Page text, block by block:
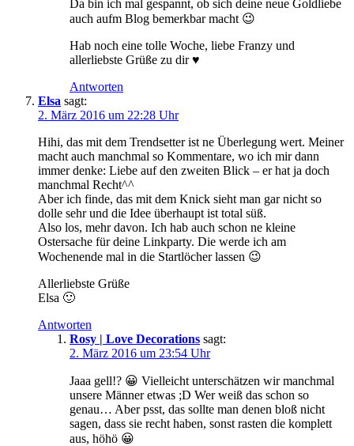
Da bin ich mal gespannt, ob sich deine neue Goldliebe
auch aufm Blog bemerkbar macht 😉
Hab noch eine tolle Woche, liebe Franzy und
allerliebste Grüße zu dir ♥
Antworten
Elsa sagt:
2. März 2016 um 22:28 Uhr
Hihi, das mit dem Trendsetter ist ne Überlegung wert. Meiner
macht auch manchmal so Kommentare, wo ich mir dann
immer denke: Liebe auf den zweiten Blick – er hat ja doch
manchmal Recht^^
Aber ich finde, das mit dem Knick sieht man gar nicht so
dolle sehr und die Idee überhaupt ist total süß.
Also los, mehr davon. Ich hab auch schon ne kleine
Ostersache für deine Linkparty. Die werde ich am
Wochenende mal in die Startlöcher lassen 😉
Allerliebste Grüße
Elsa 🙂
Antworten
Rosy | Love Decorations sagt:
2. März 2016 um 23:54 Uhr
Jaaa gell!? 😀 Vielleicht unterschätzen wir manchmal
unsere Männer etwas ;D Wer weiß das schon so
genau… Aber psst, das sollte man denen bloß nicht
sagen, dass sie recht haben, sonst rasten die komplett
aus, höhö 😀